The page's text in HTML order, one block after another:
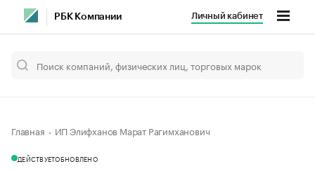
РБК Компании Личный кабинет
Главная ИП Элифханов Марат Рагимханович
ДЕЙСТВУЕТОБНОВЛЕНО